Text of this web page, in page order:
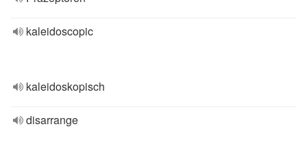
kaleidoscopic
kaleidoskopisch
disarrange